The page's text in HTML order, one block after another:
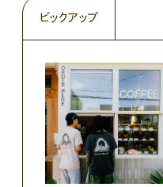
ピックアップ